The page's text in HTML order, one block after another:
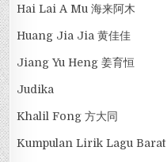
Hai Lai A Mu 海来阿木
Huang Jia Jia 黄佳佳
Jiang Yu Heng 姜育恒
Judika
Khalil Fong 方大同
Kumpulan Lirik Lagu Barat